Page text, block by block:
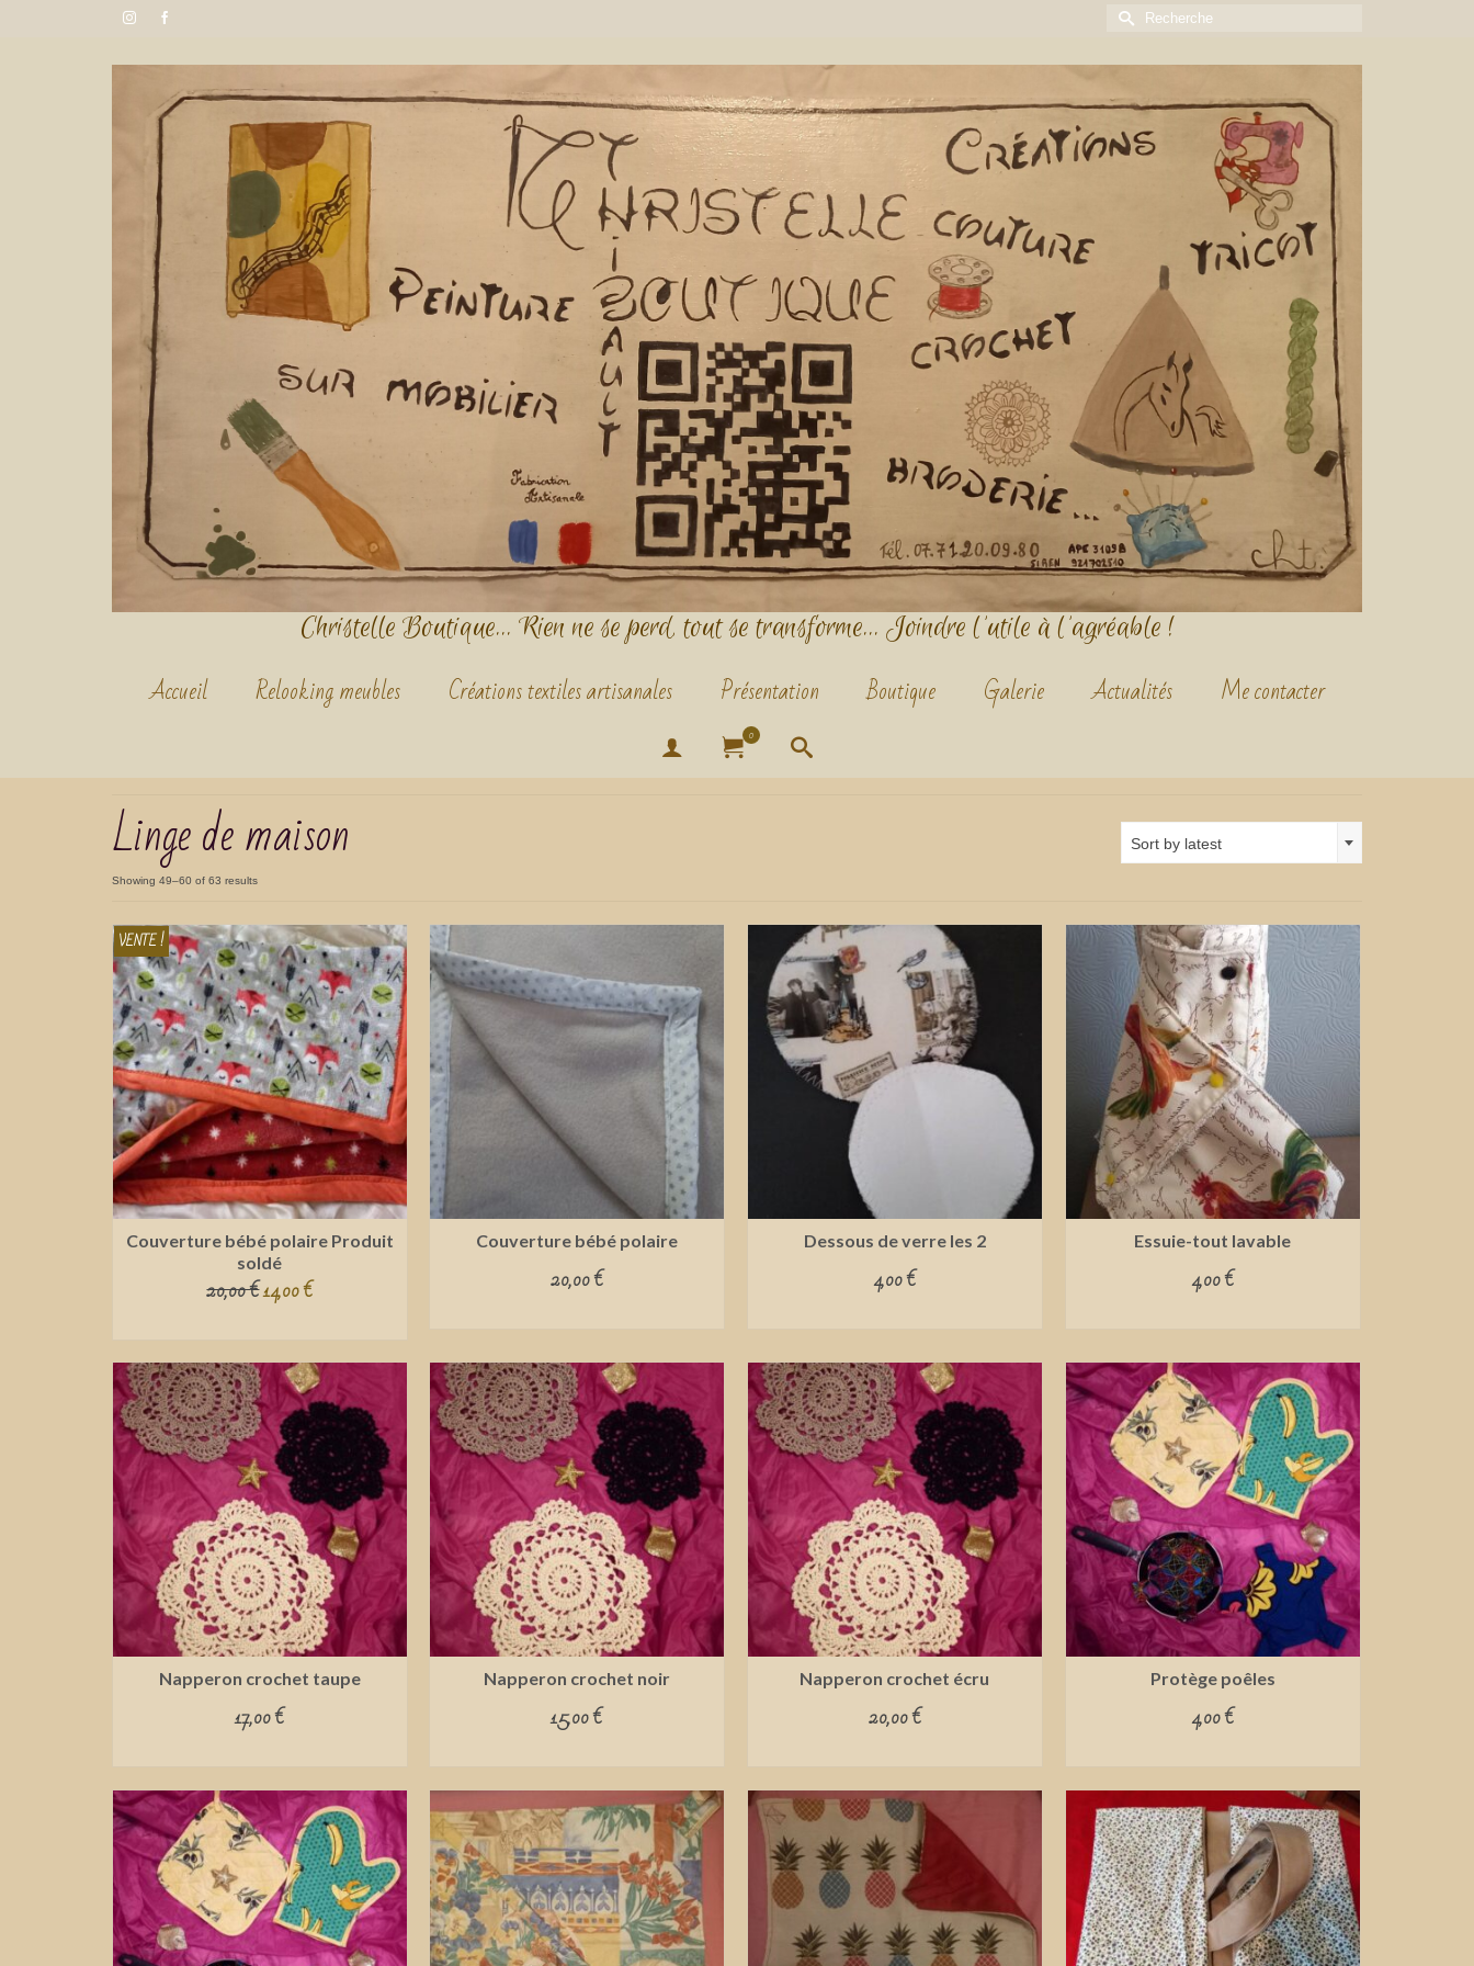
Rechercher :
Christelle Boutique... Rien ne se perd, tout se transforme... Joindre l'utile à l'agréable !
Accueil Relooking meubles Créations textiles artisanales Présentation Boutique Galerie Actualités Me contacter
0
Linge de maison
Showing 49–60 of 63 results
Sort by latest
VENTE !
Couverture bébé polaire Produit
soldé
20,00€14,00€
Couverture bébé polaire
20,00€
Dessous de verre les 2
4,00€
Essuie-tout lavable
4,00€
Napperon crochet taupe
17,00€
Napperon crochet noir
15,00€
Napperon crochet écru
20,00€
Protège poêles
4,00€